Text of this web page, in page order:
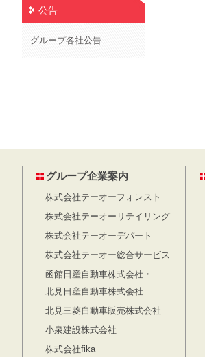
公告
グループ各社公告
グループ企業案内
株式会社テーオーフォレスト
株式会社テーオーリテイリング
株式会社テーオーデパート
株式会社テーオー総合サービス
函館日産自動車株式会社・
北見日産自動車株式会社
北見三菱自動車販売株式会社
小泉建設株式会社
株式会社fika